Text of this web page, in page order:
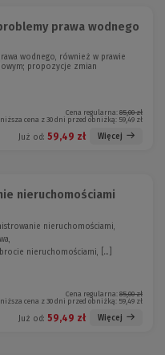
prawa wodnego
wodnego, również w prawie
propozycje zmian
Cena regularna: 85,00 zł
cena z 30 dni przed obniżką: 59,49 zł
Już od: 59,49 zł Więcej
nieruchomościami
nieruchomościami,
nieruchomościami, [...]
Cena regularna: 85,00 zł
cena z 30 dni przed obniżką: 59,49 zł
Już od: 59,49 zł Więcej